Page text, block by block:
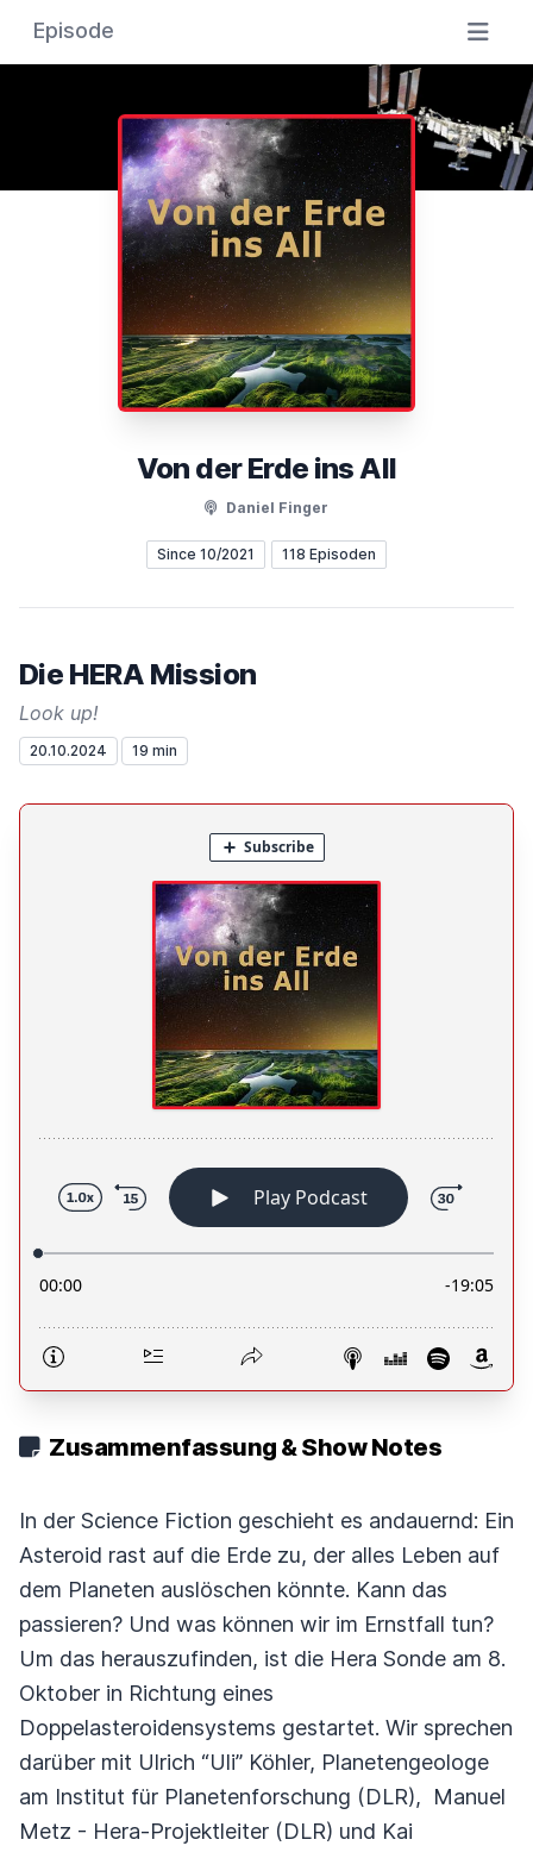
Episode
Von der Erde ins All
Daniel Finger
Since 10/2021 118 Episoden
Die HERA Mission
Look up!
20.10.2024 19 min
Zusammenfassung & Show Notes
In der Science Fiction geschieht es andauernd: Ein
Asteroid rast auf die Erde zu, der alles Leben auf
dem Planeten auslöschen könnte. Kann das
passieren? Und was können wir im Ernstfall tun?
Um das herauszufinden, ist die Hera Sonde am 8.
Oktober in Richtung eines
Doppelasteroidensystems gestartet. Wir sprechen
darüber mit Ulrich “Uli” Köhler, Planetengeologe
am Institut für Planetenforschung (DLR), Manuel
Metz - Hera-Projektleiter (DLR) und Kai